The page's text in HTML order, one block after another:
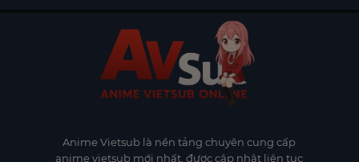
Anime Vietsub là nền tảng chuyên cung cấp
anime vietsub mới nhất, được cập nhật liên tục